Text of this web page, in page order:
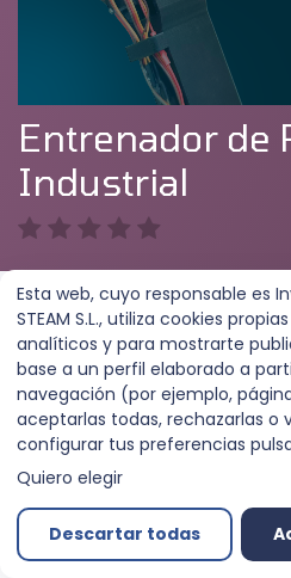
Entrenador de
Industrial
Unirse al curso
Curso Reseñas
Introducción
Portada
Esta web, cuyo responsable es
STEAM S.L., utiliza cookies
analíticos y para mostrarte
base a un perfil elaborado a
navegación (por ejemplo,
aceptarlas todas, rechazarlas o
configurar tus preferencias
Quiero elegir
Descartar todas